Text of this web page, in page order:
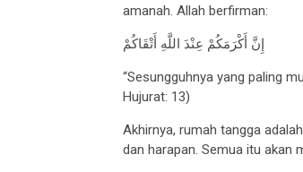
amanah. Allah berfirman:
إِنَّ أَكْرَمَكُمْ عِنْدَ اللَّهِ أَتْقَاكُمْ
“Sesungguhnya yang paling
Hujurat: 13)
Akhirnya, rumah tangga
dan harapan. Semua itu akan